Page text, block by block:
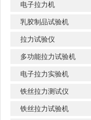
电子拉力机
乳胶制品试验机
拉力试验仪
多功能拉力试验机
电子拉力实验机
铁丝拉力测试仪
铁丝拉力试验机